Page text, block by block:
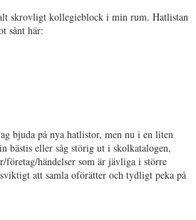
skrovligt kollegieblock i min rum. Hatlistan
sånt här:
bjuda på nya hatlistor, men nu i en liten
bästis eller såg störig ut i skolkatalogen,
händelser som är jävliga i större
att samla oförätter och tydligt peka på